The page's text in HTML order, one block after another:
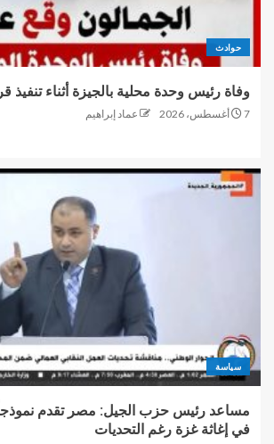
حوادث
وفاة رئيس وحدة محلية بالجيزة أثناء تنفيذ
7 أغسطس، 2026 عماد إبراهيم
سياسة
مساعد رئيس حزب الجيل: مصر تقدم نموذجاً
في إغاثة غزة رغم التحديات